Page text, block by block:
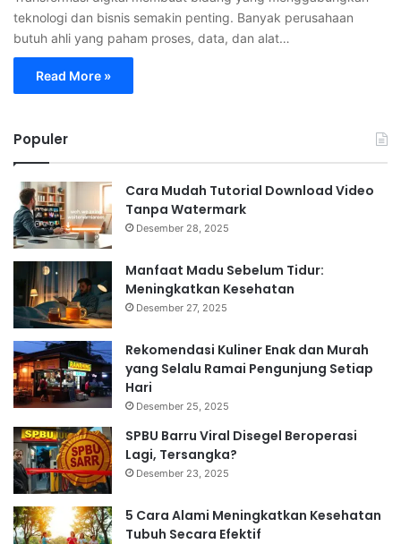
teknologi dan bisnis semakin penting. Banyak perusahaan
butuh ahli yang paham proses, data, dan alat…
Read More »
Populer
Cara Mudah Tutorial Download Video
Tanpa Watermark
Desember 28, 2025
Manfaat Madu Sebelum Tidur:
Meningkatkan Kesehatan
Desember 27, 2025
Rekomendasi Kuliner Enak dan Murah
yang Selalu Ramai Pengunjung Setiap
Hari
Desember 25, 2025
SPBU Barru Viral Disegel Beroperasi
Lagi, Tersangka?
Desember 23, 2025
5 Cara Alami Meningkatkan Kesehatan
Tubuh Secara Efektif